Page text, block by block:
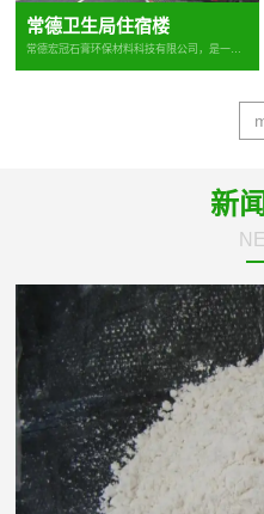
常德卫生局住宿楼
常德宏冠石膏环保材料科技有限公司，是一家集研发、生产销售...
新